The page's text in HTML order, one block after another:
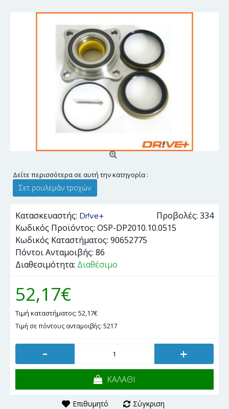
Δείτε περισσότερα σε αυτή την κατηγορία :
Σετ ρουλεμάν τροχών
Προβολές: 334
Κατασκευαστής: Dr!ve+
Κωδικός Προϊόντος: OSP-DP2010.10.0515
Κωδικός Καταστήματος: 90652775
Πόντοι Ανταμοιβής: 86
Διαθεσιμότητα: Διαθέσιμο
52,17€
Τιμή καταστήματος: 52,17€
Τιμή σε πόντους ανταμοιβής: 5217
- +
ΚΑΛΑΘΙ
Επιθυμητό Σύγκριση